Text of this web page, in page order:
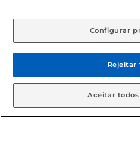
aviso prévio. O valor mínimo
© 2026 Copyright.
reservados
Configurar
Rejeitar
Aceitar todos